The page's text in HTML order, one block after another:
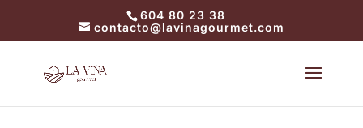
604 80 23 38
contacto@lavinagourmet.com